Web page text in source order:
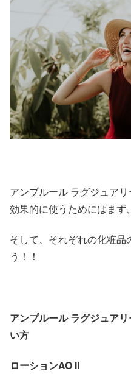
アンプルール ラグジュア
効果的に使うためにはまず
そして、それぞれの化粧品
う！！
アンプルール ラグジュア
い方
ローションAO II